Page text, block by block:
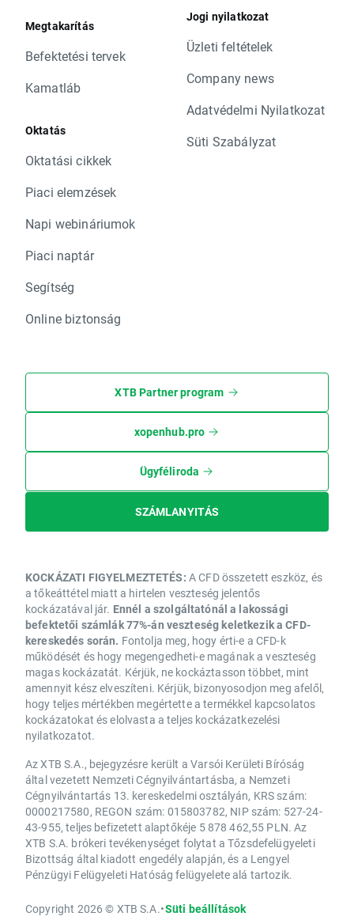
Megtakarítás
Befektetési tervek
Kamatláb
Oktatás
Oktatási cikkek
Piaci elemzések
Napi webináriumok
Piaci naptár
Segítség
Online biztonság
Jogi nyilatkozat
Üzleti feltételek
Company news
Adatvédelmi Nyilatkozat
Süti Szabályzat
XTB Partner program
xopenhub.pro
Ügyféliroda
SZÁMLANYITÁS
KOCKÁZATI FIGYELMEZTETÉS: A CFD összetett eszköz, és
a tőkeáttétel miatt a hirtelen veszteség jelentős
kockázatával jár. Ennél a szolgáltatónál a lakossági
befektetői számlák 77%-án veszteség keletkezik a CFD-
kereskedés során. Fontolja meg, hogy érti-e a CFD-k
működését és hogy megengedheti-e magának a veszteség
magas kockázatát. Kérjük, ne kockáztasson többet, mint
amennyit kész elveszíteni. Kérjük, bizonyosodjon meg afelől,
hogy teljes mértékben megértette a termékkel kapcsolatos
kockázatokat és elolvasta a teljes kockázatkezelési
nyilatkozatot.
Az XTB S.A., bejegyzésre került a Varsói Kerületi Bíróság
által vezetett Nemzeti Cégnyilvántartásba, a Nemzeti
Cégnyilvántartás 13. kereskedelmi osztályán, KRS szám:
0000217580, REGON szám: 015803782, NIP szám: 527-24-
43-955, teljes befizetett alaptőkéje 5 878 462,55 PLN. Az
XTB S.A. brókeri tevékenységet folytat a Tőzsdefelügyeleti
Bizottság által kiadott engedély alapján, és a Lengyel
Pénzügyi Felügyeleti Hatóság felügyelete alá tartozik.
Copyright 2026 © XTB S.A.•Süti beállítások